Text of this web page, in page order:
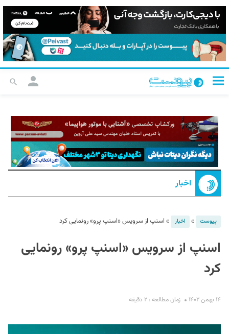
اخبار
پیوست » اخبار » اسنپ از سرویس «اسنپ پرو» رونمایی کرد
اسنپ از سرویس «اسنپ پرو» رونمایی
کرد
۱۴ بهمن ۱۴۰۲ زمان مطالعه : ۲ دقیقه